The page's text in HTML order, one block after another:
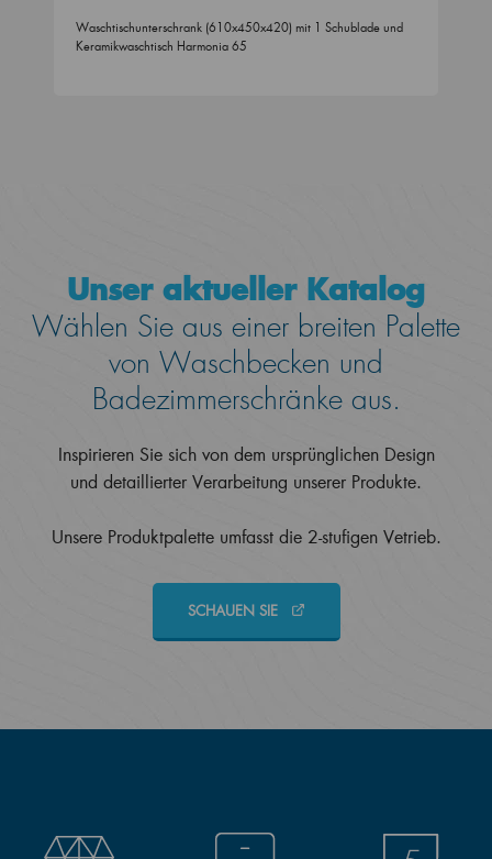
Waschtischunterschrank (610x450x420) mit 1 Schublade und
Keramikwaschtisch Harmonia 65
Unser aktueller Katalog
Wählen Sie aus einer breiten Palette
von Waschbecken und
Badezimmerschränke aus.
Inspirieren Sie sich von dem ursprünglichen Design
und detaillierter Verarbeitung unserer Produkte.
Unsere Produktpalette umfasst die 2-stufigen Vetrieb.
SCHAUEN SIE